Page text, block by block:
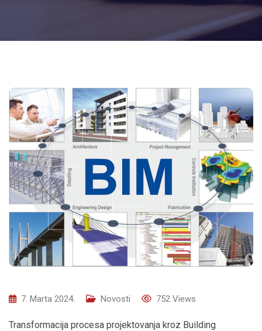
7. Marta 2024. Novosti 752 Views
Transformacija procesa projektovanja kroz Building